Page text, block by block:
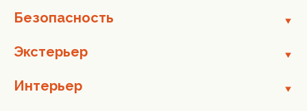
Безопасность
Экстерьер
Интерьер